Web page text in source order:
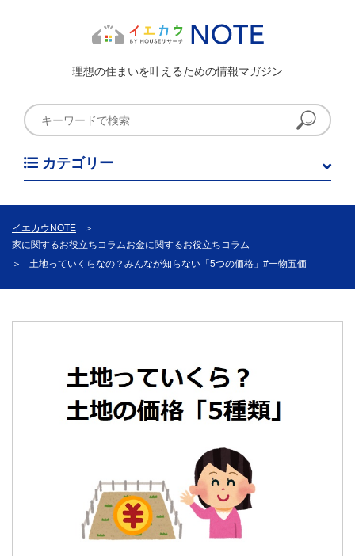
理想の住まいを叶えるための情報マガジン
カテゴリー
イエカウNOTE
＞
家に関するお役立ちコラムお金に関するお役立ちコラム
＞
土地っていくらなの？みんなが知らない「5つの価格」#一物五価